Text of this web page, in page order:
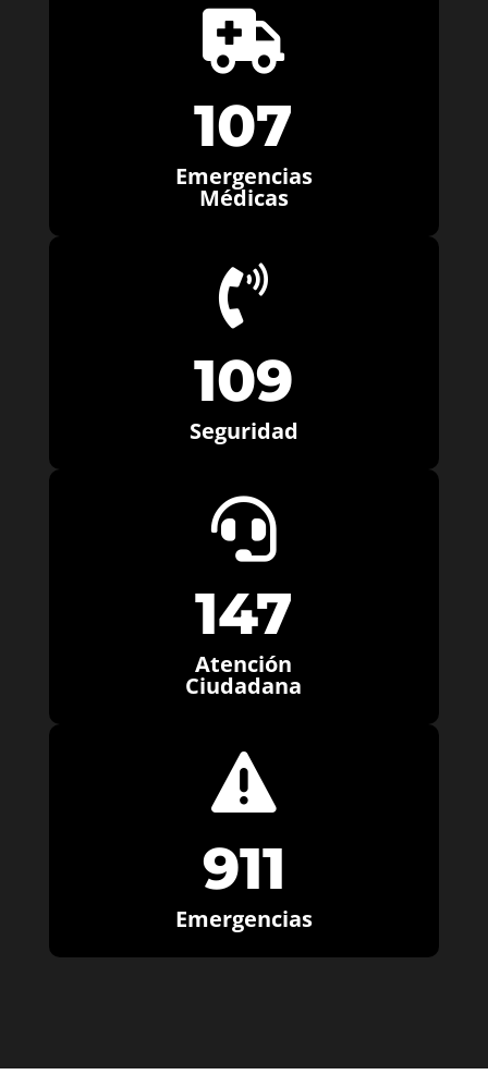

107
Emergencias
Médicas

109
Seguridad

147
Atención
Ciudadana

911
Emergencias